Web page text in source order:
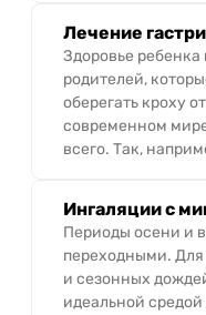
Лечение
Здоровье ребенка
родителей,
оберегать кроху
современном
всего. Так,
Ингаляции с
Периоды осени и
переходными. Для
и сезонных
идеальной